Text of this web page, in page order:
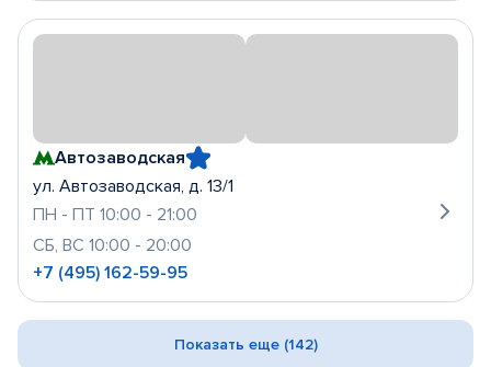
Автозаводская
ул. Автозаводская, д. 13/1
ПН - ПТ 10:00 - 21:00
СБ, ВС 10:00 - 20:00
+7 (495) 162-59-95
Показать еще (142)